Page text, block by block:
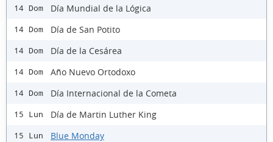
14 Dom Día Mundial de la Lógica
14 Dom Día de San Potito
14 Dom Día de la Cesárea
14 Dom Año Nuevo Ortodoxo
14 Dom Día Internacional de la Cometa
15 Lun Día de Martin Luther King
15 Lun Blue Monday